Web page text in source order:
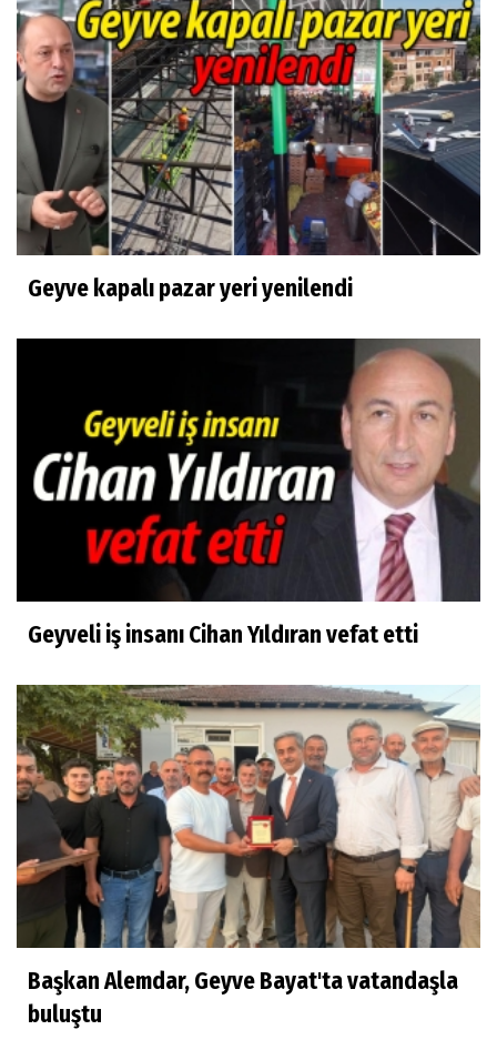
Geyve kapalı pazar yeri yenilendi
Geyveli iş insanı Cihan Yıldıran vefat etti
Başkan Alemdar, Geyve Bayat'ta vatandaşla
buluştu